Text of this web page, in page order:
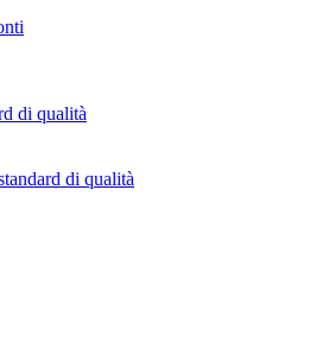
di qualità
di qualità